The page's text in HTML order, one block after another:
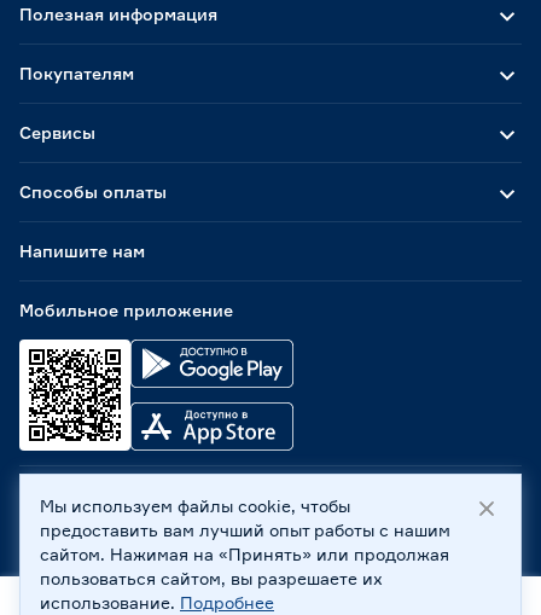
Способы оплаты
Мобильное приложение
Полезная информация
Покупателям
Сервисы
Напишите нам
ООО «Бауцентр Рус» 2004 -2026, 236029, г. Калининград,
ул. А.Невского, 205. ИНН 7702596813, КПП 390601001 ©
Все права защищены
Политика обработки персональных данных
Мы используем файлы cookie, чтобы
предоставить вам лучший опыт работы с нашим
сайтом. Нажимая на «Принять» или продолжая
пользоваться сайтом, вы разрешаете их
использование. Подробнее